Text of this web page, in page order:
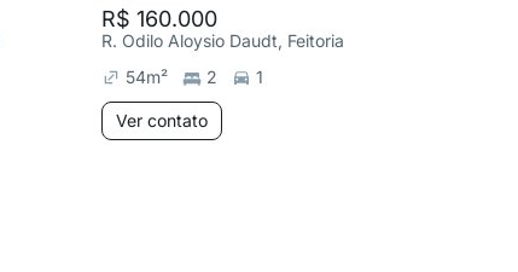
R$ 160.000
R. Odilo Aloysio Daudt, Feitoria
54m² 2 1
Ver contato